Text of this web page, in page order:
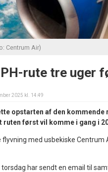
Centrum Air)
rute tre uger
2025 kl. 14:49
opstarten af den kommende
ruten først vil komme i gang i
med usbekiske Centrum
har sendt en email til